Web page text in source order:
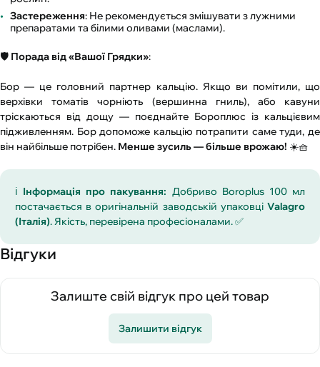
Застереження: Не рекомендується змішувати з лужними
препаратами та білими оливами (маслами).
🛡️ Порада від «Вашої Грядки»:
Бор — це головний партнер кальцію. Якщо ви помітили, що
верхівки томатів чорніють (вершинна гниль), або кавуни
тріскаються від дощу — поєднайте Бороплюс із кальцієвим
підживленням. Бор допоможе кальцію потрапити саме туди, де
він найбільше потрібен. Менше зусиль — більше врожаю! ☀️🧺
ℹ️ Інформація про пакування: Добриво Boroplus 100 мл
постачається в оригінальній заводській упаковці Valagro
(Італія). Якість, перевірена професіоналами. ✅
Відгуки
Залиште свій відгук про цей товар
Залишити відгук